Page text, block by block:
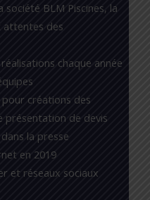
BLM Piscines, la
des
chaque année
créations des
présentation de devis
la presse
en 2019
et réseaux sociaux